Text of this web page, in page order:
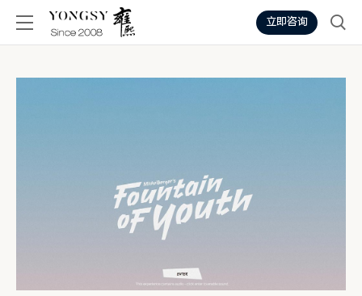
立即咨询